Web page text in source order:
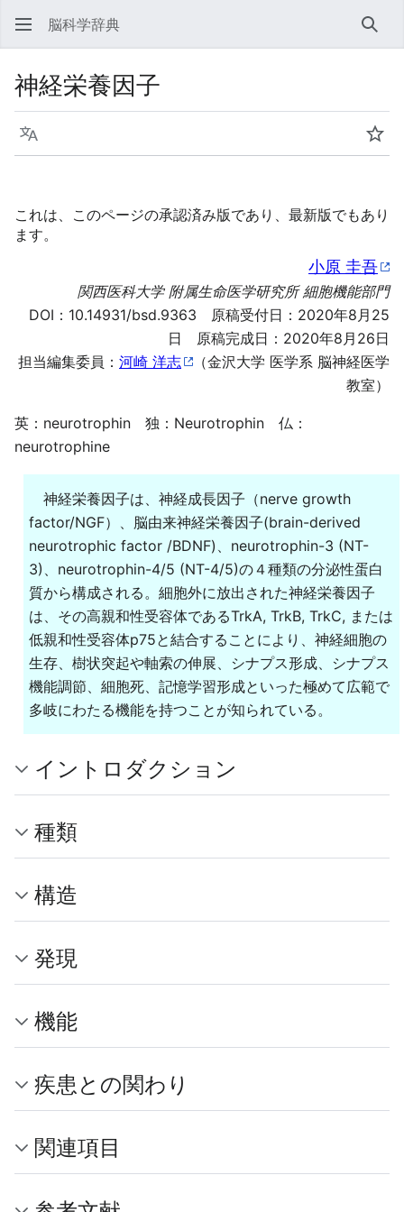
脳科学辞典 検索
神経栄養因子
言語 ウ
これは、このページの承認済み版であり、最新版でもあり
ます。
小原 圭吾
関西医科大学 附属生命医学研究所 細胞機能部門
DOI： 10.14931/bsd.9363 原稿受付日：2020年8月25
日 原稿完成日：2020年8月26日
担当編集委員： 河崎 洋志
（金沢大学 医学系 脳神経医学
教室）
英：neurotrophin 独：Neurotrophin 仏：
neurotrophine
神経栄養因子は、神経成長因子（nerve growth
factor/NGF）、脳由来神経栄養因子(brain-derived
neurotrophic factor /BDNF)、neurotrophin-3 (NT-
3)、neurotrophin-4/5 (NT-4/5)の４種類の分泌性蛋白
質から構成される。細胞外に放出された神経栄養因子
は、その高親和性受容体であるTrkA, TrkB, TrkC, または
低親和性受容体p75と結合することにより、神経細胞の
生存、樹状突起や軸索の伸展、シナプス形成、シナプス
機能調節、細胞死、記憶学習形成といった極めて広範で
多岐にわたる機能を持つことが知られている。
イントロダクション
種類
構造
発現
機能
疾患との関わり
関連項目